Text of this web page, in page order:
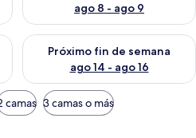
ago 8 - ago 9
este fin de semana ago 7 -
Próximo fin de semana
ago 14 - ago 16
Consulta la disponibilidad
camas 3 camas o más